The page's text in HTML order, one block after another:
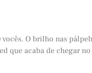
O brilho nas
que acaba de chegar